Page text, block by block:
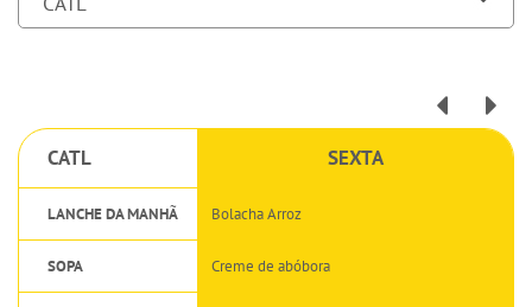
CATL SEXTA
LANCHE DA MANHÃ Bolacha Arroz
SOPA Creme de abóbora